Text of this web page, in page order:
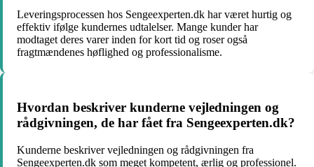
Leveringsprocessen hos Sengeexperten.dk har været hurtig og
effektiv ifølge kundernes udtalelser. Mange kunder har
modtaget deres varer inden for kort tid og roser også
fragtmændenes høflighed og professionalisme.
Hvordan beskriver kunderne vejledningen og
rådgivningen, de har fået fra Sengeexperten.dk?
Kunderne beskriver vejledningen og rådgivningen fra
Sengeexperten.dk som meget kompetent, ærlig og professionel.